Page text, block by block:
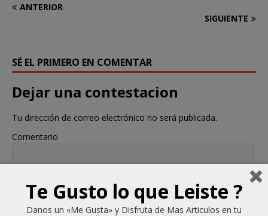
ANTERIOR
SIGUIENTE
SÉ EL PRIMERO EN COMENTAR
Dejar una contestacion
Tu dirección de correo electrónico no será publicada.
Comentario
Te Gusto lo que Leiste ?
Danos un «Me Gusta» y Disfruta de Mas Articulos en tu